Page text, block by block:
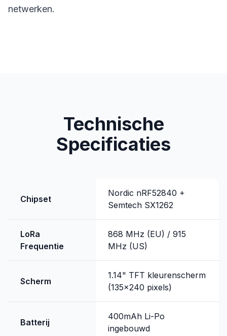
netwerken.
Technische
Specificaties
Chipset
Nordic nRF52840 +
Semtech SX1262
LoRa
Frequentie
868 MHz (EU) / 915
MHz (US)
Scherm
1.14" TFT kleurenscherm
(135x240 pixels)
Batterij
400mAh Li-Po
ingebouwd